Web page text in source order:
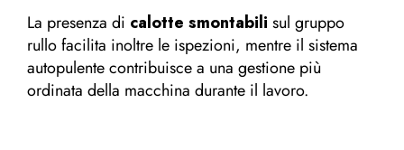
La presenza di calotte smontabili sul gruppo
rullo facilita inoltre le ispezioni, mentre il sistema
autopulente contribuisce a una gestione più
ordinata della macchina durante il lavoro.